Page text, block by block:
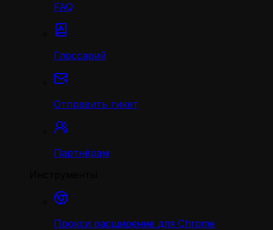
FAQ
Глоссарий
Отправить тикет
Партнёрам
Прокси расширение для Chrome